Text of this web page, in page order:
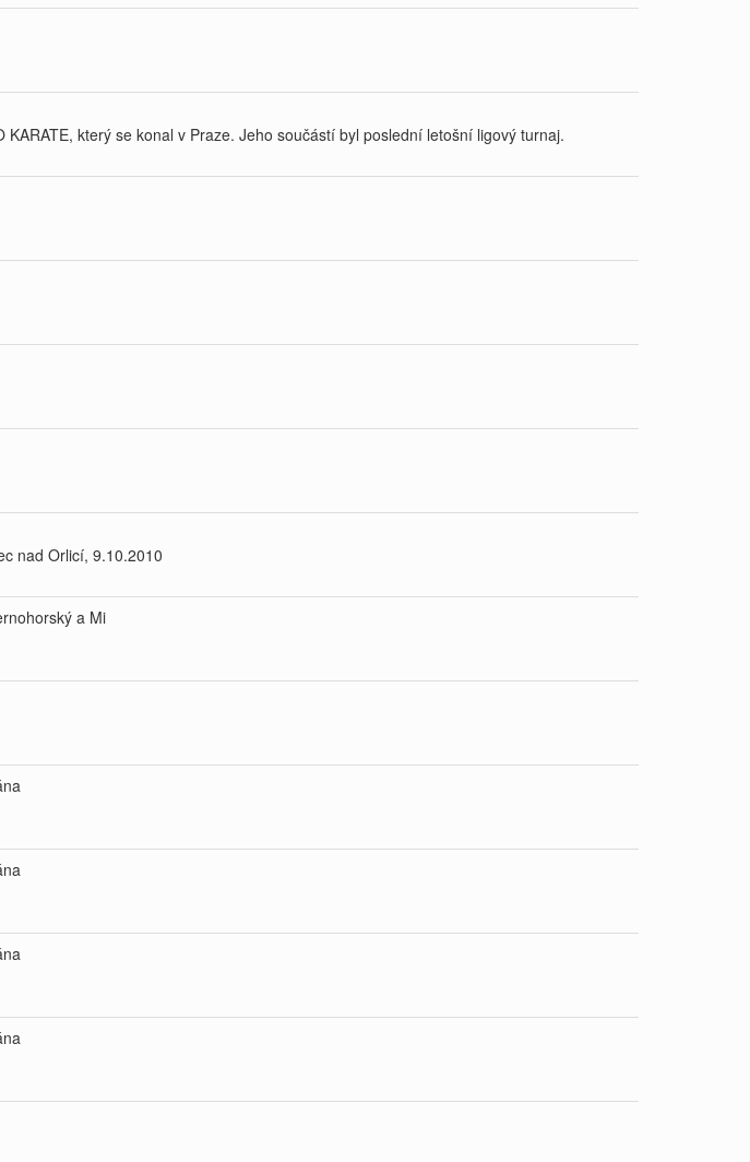
který se konal v Praze. Jeho součástí byl poslední letošní ligový turnaj.
nad Orlicí, 9.10.2010
a Mi